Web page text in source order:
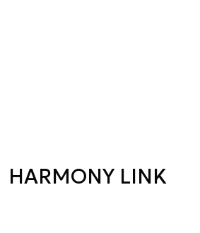
HARMONY LINK